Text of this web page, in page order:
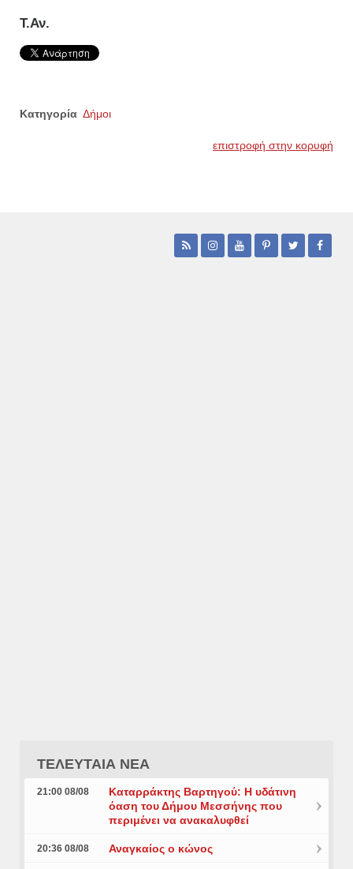
Τ.Αν.
Κατηγορία Δήμοι
επιστροφή στην κορυφή
ΤΕΛΕΥΤΑΙΑ ΝΕΑ
21:00 08/08
Καταρράκτης Βαρτηγού: Η υδάτινη
όαση του Δήμου Μεσσήνης που
περιμένει να ανακαλυφθεί
20:36 08/08 Αναγκαίος ο κώνος